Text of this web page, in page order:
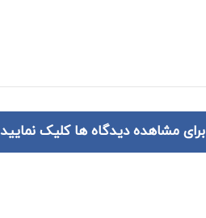
برای مشاهده دیدگاه ها کلیک نمایید